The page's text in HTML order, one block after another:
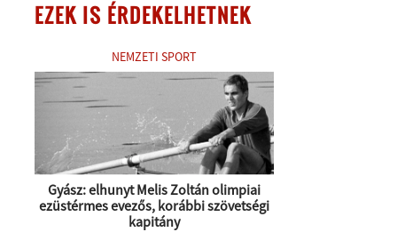
EZEK IS ÉRDEKELHETNEK
NEMZETI SPORT
Gyász: elhunyt Melis Zoltán olimpiai
ezüstérmes evezős, korábbi szövetségi
kapitány